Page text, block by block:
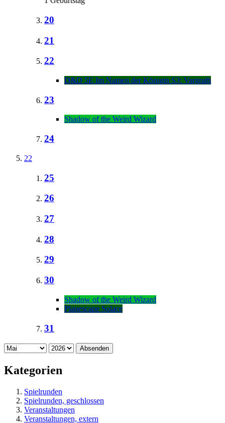
20
21
22
D&D 5E Im Namen der Königin S3: Vargrath
23
Shadow of the Weird Wizard
24
22
25
26
27
28
29
30
Shadow of the Weird Wizard
Planescape Solace
31
Absenden
Kategorien
Spielrunden
Spielrunden, geschlossen
Veranstaltungen
Veranstaltungen, extern